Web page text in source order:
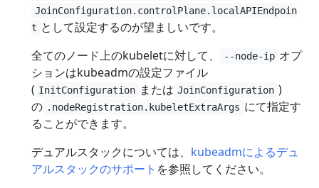
JoinConfiguration.controlPlane.localAPIEndpoin
t として設定するのが望ましいです。
全てのノード上のkubeletに対して、
--node-ip オプ
ションはkubeadmの設定ファイル
( InitConfiguration または JoinConfiguration )
の .nodeRegistration.kubeletExtraArgs にて指定す
ることができます。
デュアルスタックについては、 kubeadmによるデュ
アルスタックのサポート を参照してください。